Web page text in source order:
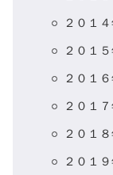
２０１
２０１
２０１
２０１
２０１
２０１